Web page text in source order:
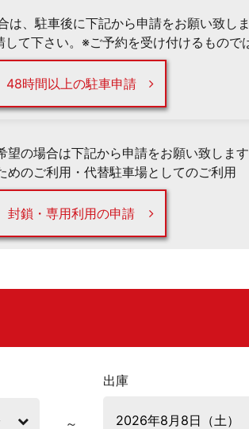
は、駐車後に下記から申請をお願い致し
して下さい。※ご予約を受け付けるもので
48時間以上の駐車申請
望の場合は下記から申請をお願い致しま
めのご利用・代替駐車場としてのご利用
封鎖・専用利用の申請
出庫